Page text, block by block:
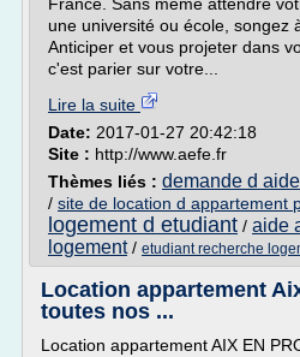
une université ou école, songez
Anticiper et vous projeter dans
c'est parier sur votre...
Lire la suite
Date: 2017-01-27 20:42:18
Site : http://www.aefe.fr
Thèmes liés : demande d
/ site de location d appartement
logement d etudiant / aide
logement/ etudiant recherche
Location appartement
toutes nos ...
Location appartement AIX EN